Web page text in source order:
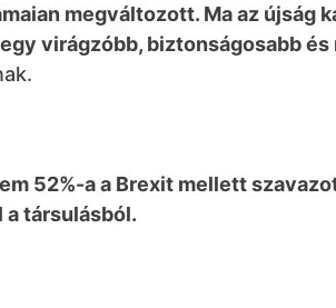
megváltozott. Ma az újság
virágzóbb, biztonságosabb
52%-a a Brexit mellett
társulásból.